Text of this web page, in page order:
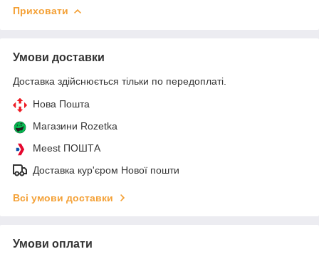
Приховати
Умови доставки
Доставка здійснюється тільки по передоплаті.
Нова Пошта
Магазини Rozetka
Meest ПОШТА
Доставка кур'єром Нової пошти
Всі умови доставки
Умови оплати